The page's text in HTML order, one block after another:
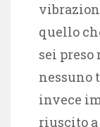
quello
sei preso
nessuno
invece
riuscito